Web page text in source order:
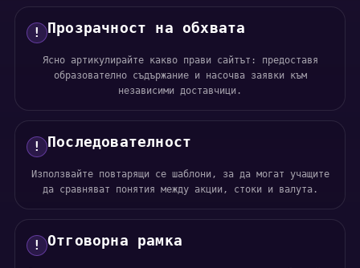
! Прозрачност на обхвата
Ясно артикулирайте какво прави сайтът: предоставя
образователно съдържание и насочва заявки към
независими доставчици.
! Последователност
Използвайте повтарящи се шаблони, за да могат учащите
да сравняват понятия между акции, стоки и валута.
! Отговорна рамка